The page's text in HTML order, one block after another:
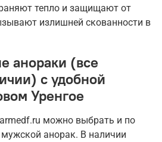
тепло и защищают от
излишней скованности в
анораки (все
с удобной
Уренгое
можно выбрать и по
анорак. В наличии